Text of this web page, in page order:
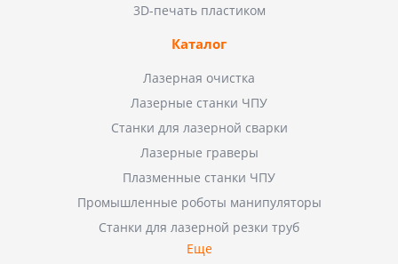
3D-печать пластиком
Каталог
Лазерная очистка
Лазерные станки ЧПУ
Станки для лазерной сварки
Лазерные граверы
Плазменные станки ЧПУ
Промышленные роботы манипуляторы
Станки для лазерной резки труб
Еще